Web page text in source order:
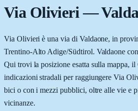
Via Olivieri—
Via Olivieri è una via di Valdaone, in
Trentino-Alto Adige/Südtirol. Valdaone
Qui trovi la posizione esatta sulla mappa,
indicazioni stradali per raggiungere Via
bici o con i mezzi pubblici, oltre alle vie e
vicinanze.